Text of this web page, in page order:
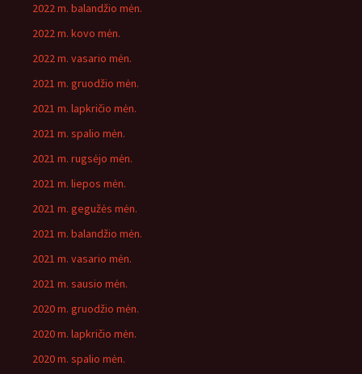
2022 m. balandžio mėn.
2022 m. kovo mėn.
2022 m. vasario mėn.
2021 m. gruodžio mėn.
2021 m. lapkričio mėn.
2021 m. spalio mėn.
2021 m. rugsėjo mėn.
2021 m. liepos mėn.
2021 m. gegužės mėn.
2021 m. balandžio mėn.
2021 m. vasario mėn.
2021 m. sausio mėn.
2020 m. gruodžio mėn.
2020 m. lapkričio mėn.
2020 m. spalio mėn.